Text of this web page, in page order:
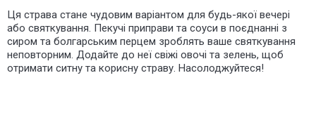
Ця страва стане чудовим варіантом для будь-якої вечері
або святкування. Пекучі приправи та соуси в поєднанні з
сиром та болгарським перцем зроблять ваше святкування
неповторним. Додайте до неї свіжі овочі та зелень, щоб
отримати ситну та корисну страву. Насолоджуйтеся!